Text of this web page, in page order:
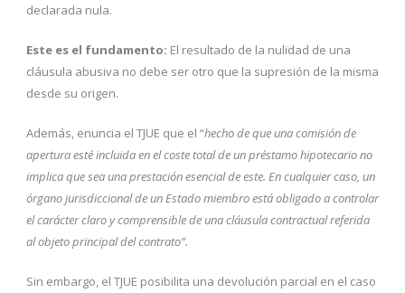
declarada nula.
Este es el fundamento: El resultado de la nulidad de una
cláusula abusiva no debe ser otro que la supresión de la misma
desde su origen.
Además, enuncia el TJUE que el “hecho de que una comisión de
apertura esté incluida en el coste total de un préstamo hipotecario no
implica que sea una prestación esencial de este. En cualquier caso, un
órgano jurisdiccional de un Estado miembro está obligado a controlar
el carácter claro y comprensible de una cláusula contractual referida
al objeto principal del contrato”.
Sin embargo, el TJUE posibilita una devolución parcial en el caso